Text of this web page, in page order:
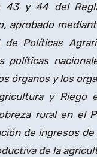
43 y 44 del
aprobado
de Políticas
políticas
órganos y los
y Riego
rural en el
de ingresos
de la